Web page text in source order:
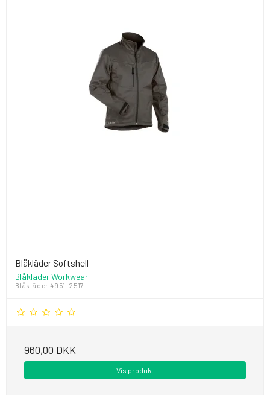
Blåkläder Softshell
Blåkläder Workwear
Blåkläder 4951-2517
960,00 DKK
Vis produkt